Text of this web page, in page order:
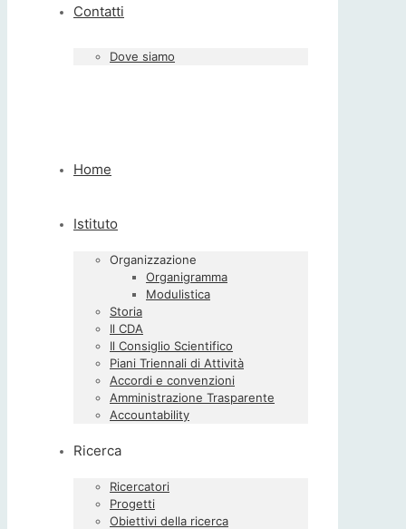
Contatti
Dove siamo
Home
Istituto
Organizzazione
Organigramma
Modulistica
Storia
Il CDA
Il Consiglio Scientifico
Piani Triennali di Attività
Accordi e convenzioni
Amministrazione Trasparente
Accountability
Ricerca
Ricercatori
Progetti
Obiettivi della ricerca